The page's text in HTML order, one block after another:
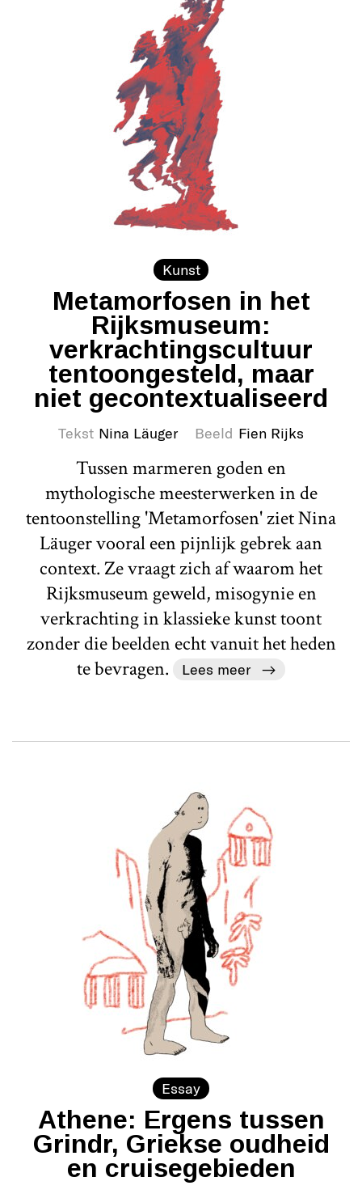
Kunst
Metamorfosen in het
Rijksmuseum:
verkrachtingscultuur
tentoongesteld, maar
niet gecontextualiseerd
Tekst Nina Läuger Beeld Fien Rijks
Tussen marmeren goden en
mythologische meesterwerken in de
tentoonstelling 'Metamorfosen' ziet Nina
Läuger vooral een pijnlijk gebrek aan
context. Ze vraagt zich af waarom het
Rijksmuseum geweld, misogynie en
verkrachting in klassieke kunst toont
zonder die beelden echt vanuit het heden
te bevragen.
Lees meer
Essay
Athene: Ergens tussen
Grindr, Griekse oudheid
en cruisegebieden